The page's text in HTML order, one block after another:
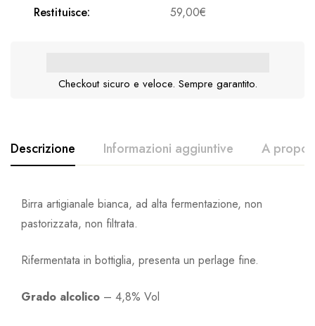
Restituisce:
59,00€
Checkout sicuro e veloce. Sempre garantito.
Descrizione Informazioni aggiuntive A
Birra artigianale bianca, ad alta fermentazione, non
pastorizzata, non filtrata.
Rifermentata in bottiglia, presenta un perlage fine.
Grado alcolico – 4,8% Vol